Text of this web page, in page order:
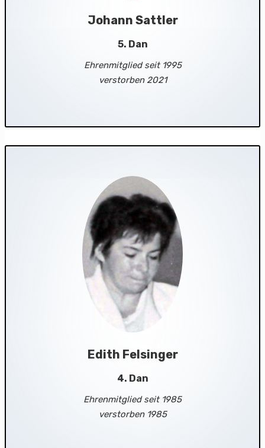
Johann Sattler
5. Dan
Ehrenmitglied seit 1995
verstorben 2021
Edith Felsinger
4. Dan
Ehrenmitglied seit 1985
verstorben 1985